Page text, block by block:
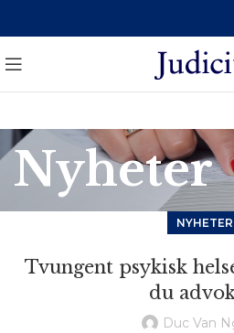
Nyheter
NYHETER
Tvungent psykisk
du
Duc Van